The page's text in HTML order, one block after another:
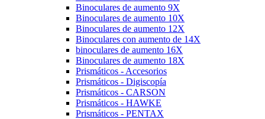
Binoculares de aumento 9X
Binoculares de aumento 10X
Binoculares de aumento 12X
Binoculares con aumento de 14X
binoculares de aumento 16X
Binoculares de aumento 18X
Prismáticos - Accesorios
Prismáticos - Digiscopía
Prismáticos - CARSON
Prismáticos - HAWKE
Prismáticos - PENTAX